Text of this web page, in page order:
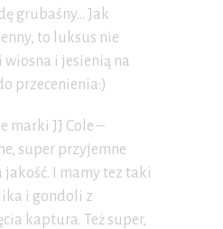
grubaśny… Jak
to luksus nie
i jesienią na
przecenienia:)
marki JJ Cole –
super przyjemne
jakość. I mamy tez taki
i gondoli z
kaptura. Też super,